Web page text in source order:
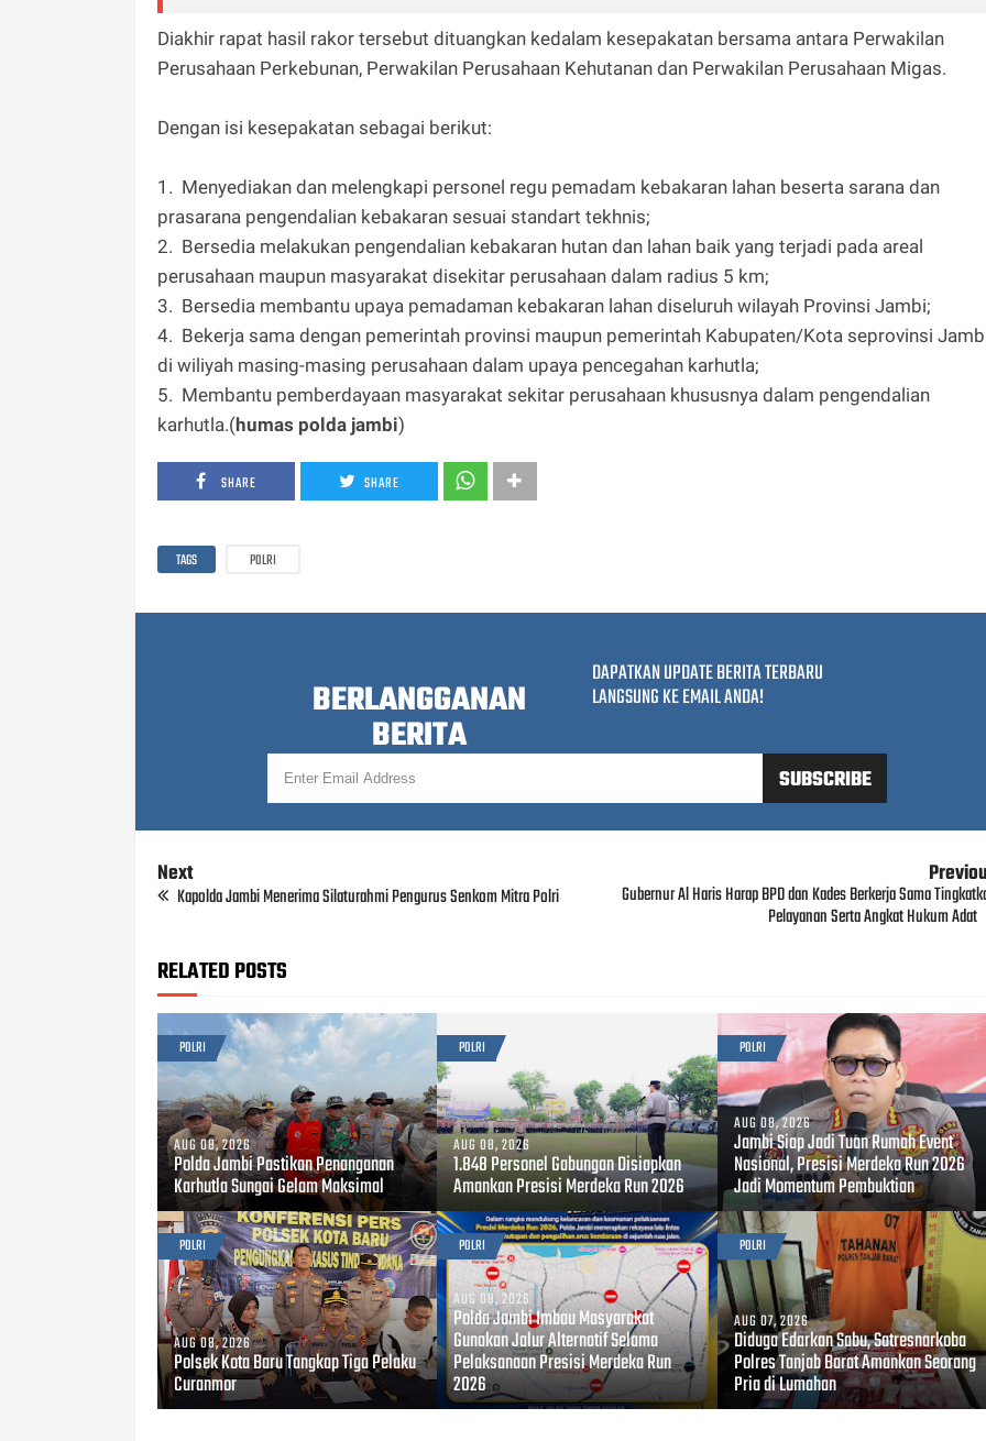
Diakhir rapat hasil rakor tersebut dituangkan kedalam kesepakatan bersama antara Perwakilan
Perusahaan Perkebunan, Perwakilan Perusahaan Kehutanan dan Perwakilan Perusahaan Migas.
Dengan isi kesepakatan sebagai berikut:
1. Menyediakan dan melengkapi personel regu pemadam kebakaran lahan beserta sarana dan
prasarana pengendalian kebakaran sesuai standart tekhnis;
2. Bersedia melakukan pengendalian kebakaran hutan dan lahan baik yang terjadi pada areal
perusahaan maupun masyarakat disekitar perusahaan dalam radius 5 km;
3. Bersedia membantu upaya pemadaman kebakaran lahan diseluruh wilayah Provinsi Jambi;
4. Bekerja sama dengan pemerintah provinsi maupun pemerintah Kabupaten/Kota seprovinsi
di wiliyah masing-masing perusahaan dalam upaya pencegahan karhutla;
5. Membantu pemberdayaan masyarakat sekitar perusahaan khususnya dalam pengendalian
karhutla.(humas polda jambi)
SHARE SHARE
TAGS POLRI
BERLANGGANAN
BERITA
DAPATKAN UPDATE BERITA TERBARU
LANGSUNG KE EMAIL ANDA!
Next
Kapolda Jambi Menerima Silaturahmi Pengurus Senkom Mitra Polri Gubernur Al Haris Harap BPD dan Kades Berkerja Sama
Pelayanan Serta Angkat Hukum Adat
RELATED POSTS
POLRI
AUG 08, 2026
Polda Jambi Pastikan Penanganan
Karhutla Sungai Gelam Maksimal
POLRI
AUG 08, 2026
1.848 Personel Gabungan Disiapkan
Amankan Presisi Merdeka Run 2026
POLRI
AUG 08, 2026
Jambi Siap Jadi Tuan Rumah Event
Nasional, Presisi Merdeka Run 2026
Jadi Momentum Pembuktian
POLRI
AUG 08, 2026
Polsek Kota Baru Tangkap Tiga Pelaku
Curanmor
POLRI
AUG 08, 2026
Polda Jambi Imbau Masyarakat
Gunakan Jalur Alternatif Selama
Pelaksanaan Presisi Merdeka Run
2026
POLRI
AUG 07, 2026
Diduga Edarkan Sabu, Satresnarkoba
Polres Tanjab Barat Amankan Seorang
Pria di Lumahan